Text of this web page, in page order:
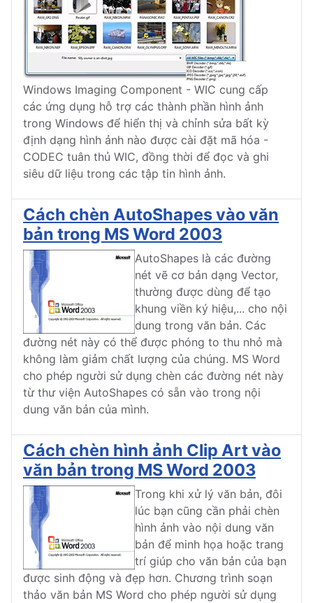
Windows Imaging Component - WIC cung cấp
các ứng dụng hỗ trợ các thành phần hình ảnh
trong Windows để hiển thị và chỉnh sửa bất kỳ
định dạng hình ảnh nào được cài đặt mã hóa -
CODEC tuân thủ WIC, đồng thời để đọc và ghi
siêu dữ liệu trong các tập tin hình ảnh.
Cách chèn AutoShapes vào văn
bản trong MS Word 2003
AutoShapes là các đường
nét vẽ cơ bản dạng Vector,
thường được dùng để tạo
khung viền ký hiệu,... cho nội
dung trong văn bản. Các
đường nét này có thể được phóng to thu nhỏ mà
không làm giảm chất lượng của chúng. MS Word
cho phép người sử dụng chèn các đường nét này
từ thư viện AutoShapes có sẵn vào trong nội
dung văn bản của mình.
Cách chèn hình ảnh Clip Art vào
văn bản trong MS Word 2003
Trong khi xử lý văn bản, đôi
lúc bạn cũng cần phải chèn
hình ảnh vào nội dung văn
bản để minh họa hoặc trang
trí giúp cho văn bản của bạn
được sinh động và đẹp hơn. Chương trình soạn
thảo văn bản MS Word cho phép người sử dụng